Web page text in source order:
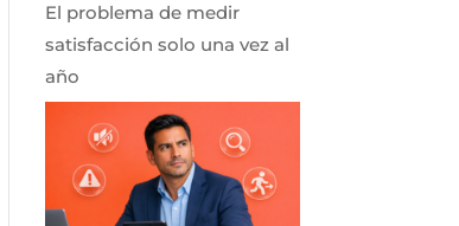
El problema de medir
satisfacción solo una vez al
año